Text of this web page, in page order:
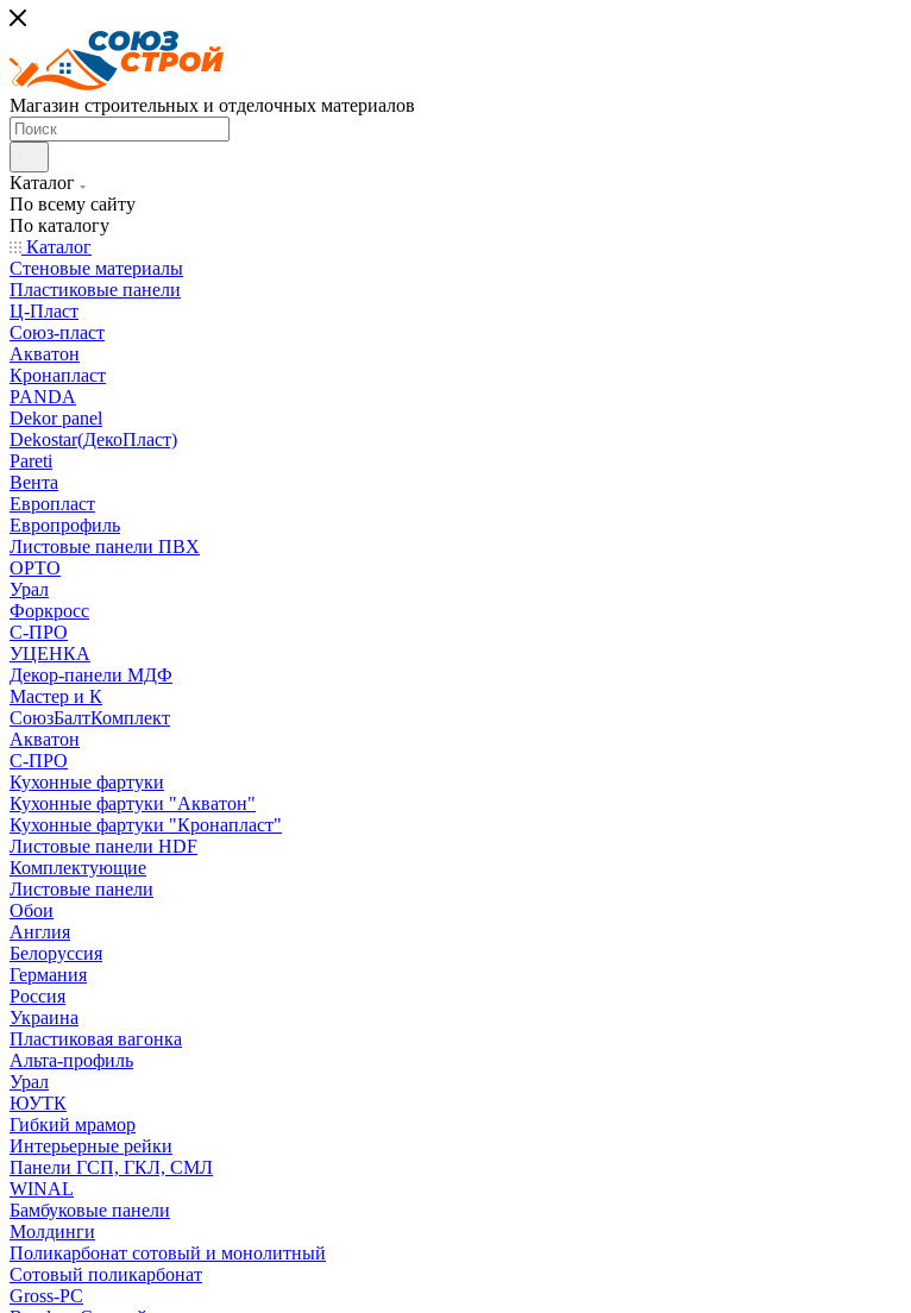
Магазин строительных и отделочных материалов
Каталог
По всему сайту
По каталогу
Каталог
Стеновые материалы
Пластиковые панели
Ц-Пласт
Союз-пласт
Акватон
Кронапласт
PANDA
Dekor panel
Dekostar(ДекоПласт)
Pareti
Вента
Европласт
Европрофиль
Листовые панели ПВХ
ОРТО
Урал
Форкросс
С-ПРО
УЦЕНКА
Декор-панели МДФ
Мастер и К
СоюзБалтКомплект
Акватон
С-ПРО
Кухонные фартуки
Кухонные фартуки "Акватон"
Кухонные фартуки "Кронапласт"
Листовые панели HDF
Комплектующие
Листовые панели
Обои
Англия
Белоруссия
Германия
Россия
Украина
Пластиковая вагонка
Альта-профиль
Урал
ЮУТК
Гибкий мрамор
Интерьерные рейки
Панели ГСП, ГКЛ, СМЛ
WINAL
Бамбуковые панели
Молдинги
Поликарбонат сотовый и монолитный
Сотовый поликарбонат
Gross-PC